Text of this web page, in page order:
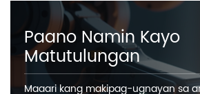
Paano Namin Kayo
Matutulungan
Maaari kang makipag-ugnayan sa